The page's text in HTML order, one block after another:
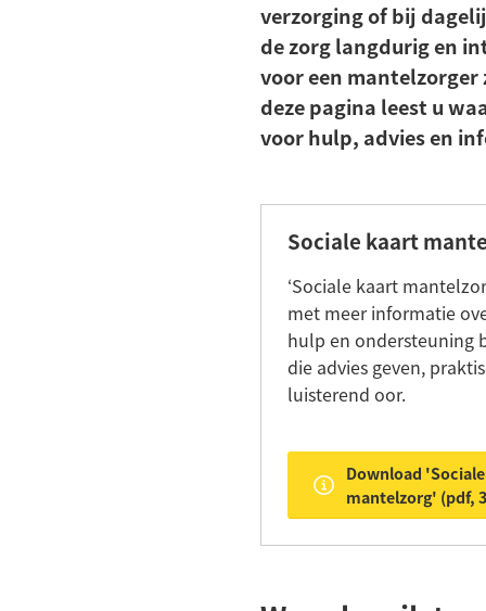
verzorging of bij
de zorg langdurig en
voor een
deze pagina leest u
voor hulp, advies en
Sociale kaart
‘Sociale kaart
met meer informatie
hulp en ondersteuning
die advies geven,
luisterend oor.
Download
mantelzorg' (pdf,